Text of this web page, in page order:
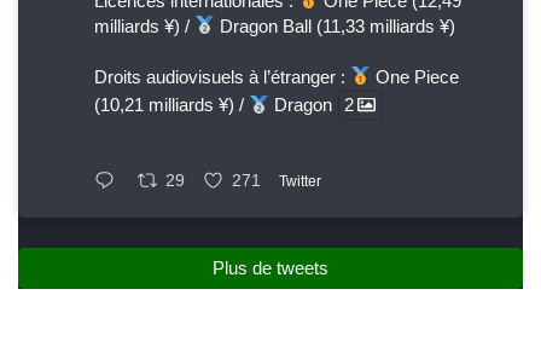
milliards ¥) /
Dragon Ball (11,33 milliards ¥)
Droits audiovisuels à l’étranger :
One Piece
(10,21 milliards ¥) /
Dragon 2
29 271 Twitter
Plus de tweets